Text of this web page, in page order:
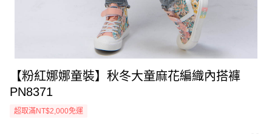
【粉紅娜娜童裝】秋冬大童麻花編織內搭褲
PN8371
超取滿NT$2,000免運